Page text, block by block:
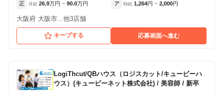
正 月給 26.9万円 ~ 90.0万円 ア 時給 1,264円 ~ 2,000円
大阪府 大阪市...他3店舗
キープする 応募画面へ進む
LogiThcut/QBハウス（ロジスカット/キュービーハ
ウス）(キュービーネット株式会社) / 美容師 / 新卒